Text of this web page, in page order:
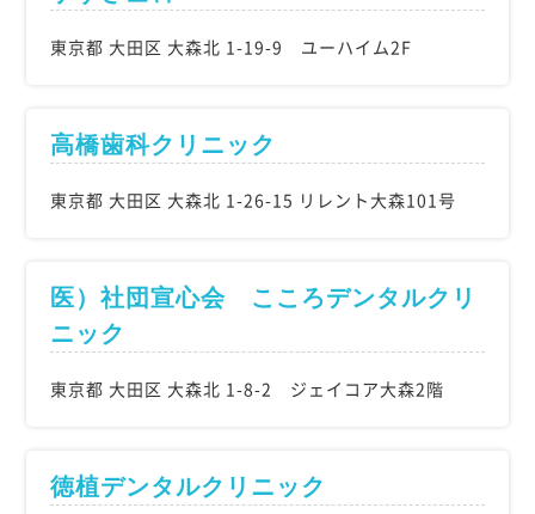
東京都 大田区 大森北 1-19-9 ユーハイム2F
高橋歯科クリニック
東京都 大田区 大森北 1-26-15 リレント大森101号
医）社団宣心会 こころデンタルクリ
ニック
東京都 大田区 大森北 1-8-2 ジェイコア大森2階
徳植デンタルクリニック